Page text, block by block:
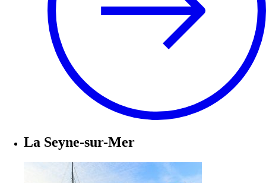
La Seyne-sur-Mer